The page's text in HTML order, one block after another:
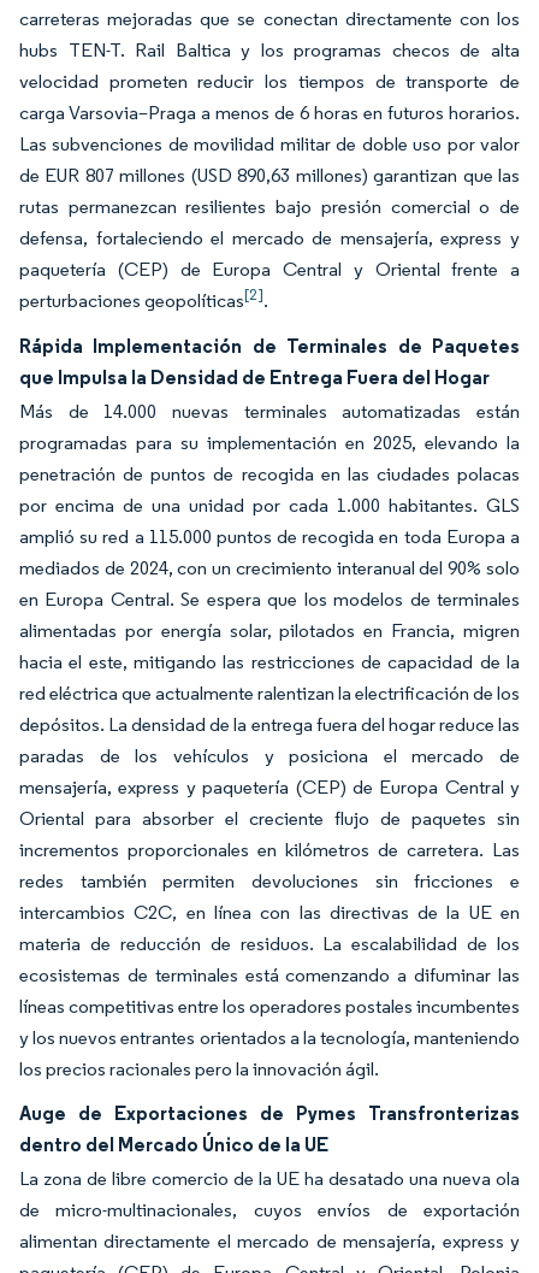
carreteras mejoradas que se conectan directamente con los
hubs TEN-T. Rail Baltica y los programas checos de alta
velocidad prometen reducir los tiempos de transporte de
carga Varsovia–Praga a menos de 6 horas en futuros horarios.
Las subvenciones de movilidad militar de doble uso por valor
de EUR 807 millones (USD 890,63 millones) garantizan que las
rutas permanezcan resilientes bajo presión comercial o de
defensa, fortaleciendo el mercado de mensajería, express y
paquetería (CEP) de Europa Central y Oriental frente a
perturbaciones geopolíticas[2].
Rápida Implementación de Terminales de Paquetes
que Impulsa la Densidad de Entrega Fuera del Hogar
Más de 14.000 nuevas terminales automatizadas están
programadas para su implementación en 2025, elevando la
penetración de puntos de recogida en las ciudades polacas
por encima de una unidad por cada 1.000 habitantes. GLS
amplió su red a 115.000 puntos de recogida en toda Europa a
mediados de 2024, con un crecimiento interanual del 90% solo
en Europa Central. Se espera que los modelos de terminales
alimentadas por energía solar, pilotados en Francia, migren
hacia el este, mitigando las restricciones de capacidad de la
red eléctrica que actualmente ralentizan la electrificación de los
depósitos. La densidad de la entrega fuera del hogar reduce las
paradas de los vehículos y posiciona el mercado de
mensajería, express y paquetería (CEP) de Europa Central y
Oriental para absorber el creciente flujo de paquetes sin
incrementos proporcionales en kilómetros de carretera. Las
redes también permiten devoluciones sin fricciones e
intercambios C2C, en línea con las directivas de la UE en
materia de reducción de residuos. La escalabilidad de los
ecosistemas de terminales está comenzando a difuminar las
líneas competitivas entre los operadores postales incumbentes
y los nuevos entrantes orientados a la tecnología, manteniendo
los precios racionales pero la innovación ágil.
Auge de Exportaciones de Pymes Transfronterizas
dentro del Mercado Único de la UE
La zona de libre comercio de la UE ha desatado una nueva ola
de micro-multinacionales, cuyos envíos de exportación
alimentan directamente el mercado de mensajería, express y